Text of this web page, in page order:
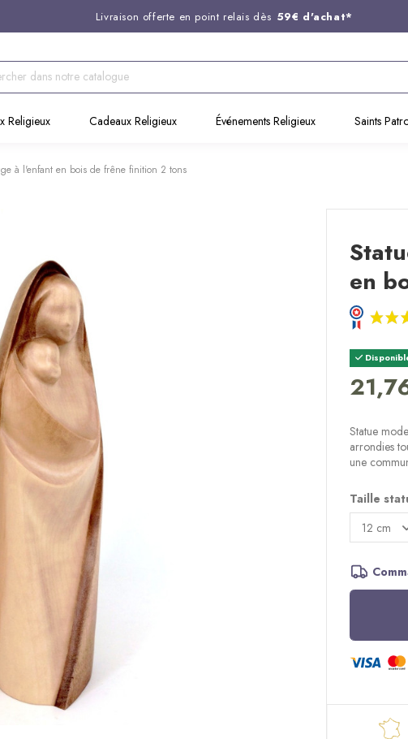
Livraison offerte en point relais dès 59€ d'achat*
Support client disponible au
Commandez avant 14H, expédition le jour même !
Religieux Cadeaux Religieux Événements Religieux Saints
à l'enfant en bois de frêne finition 2 tons
en
Statue
arrondies
une
Taille